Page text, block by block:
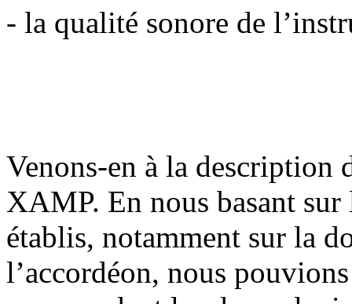
- la qualité sonore de
Venons-en à la description
XAMP. En nous basant sur
établis, notamment sur la
l’accordéon, nous